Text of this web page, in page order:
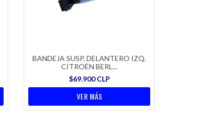
BANDEJA SUSP. DELANTERO IZQ.
CITROËN BERL...
$69.900 CLP
VER MÁS